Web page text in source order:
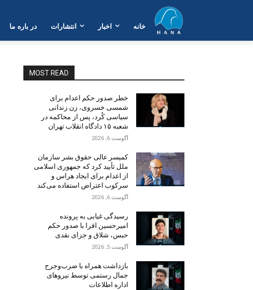
خانە اخبار انتشارات در بارە ما
MOST READ
خطر صدور حکم اعدام برای
شمسی خسروی، زن زندانی
سیاسی کُرد، پس از محاکمه در
شعبه ۱۵ دادگاه انقلاب تهران
آگوست 6, 2026
کمیسر عالی حقوق بشر سازمان
ملل تأیید کرد که جمهوری اسلامی
از اعدام برای ایجاد هراس و
سرکوب اعتراض استفاده می‌کند
آگوست 6, 2026
رسیدگی غیابی به پرونده
امیرحسین افرا با صدور حکم
حبس، شلاق و جزای نقدی
آگوست 5, 2026
بازداشت همراه با ضرب‌وجرح
جمال رستمی توسط نیروهای
اداره اطلاعات